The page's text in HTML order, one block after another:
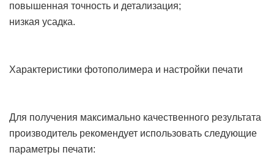
повышенная точность и детализация;
низкая усадка.
Характеристики фотополимера и настройки печати
Для получения максимально качественного результата
производитель рекомендует использовать следующие
параметры печати: